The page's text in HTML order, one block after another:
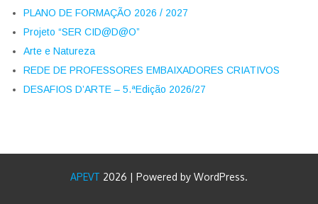
PLANO DE FORMAÇÃO 2026 / 2027
Projeto “SER CID@D@O”
Arte e Natureza
REDE DE PROFESSORES EMBAIXADORES CRIATIVOS
DESAFIOS D’ARTE – 5.ªEdição 2026/27
APEVT 2026 | Powered by WordPress.